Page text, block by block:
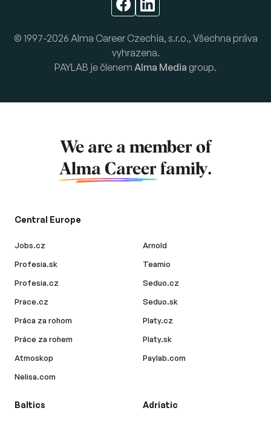
© 1997-2026 Alma Career Czechia, s.r.o., Všechna práva
vyhrazena.
PAYLAB je členem Alma Media group.
We are a member of
Alma Career family.
Central Europe
Jobs.cz
Profesia.sk
Profesia.cz
Prace.cz
Práca za rohom
Práce za rohem
Atmoskop
Nelisa.com
Arnold
Teamio
Seduo.cz
Seduo.sk
Platy.cz
Platy.sk
Paylab.com
Baltics Adriatic